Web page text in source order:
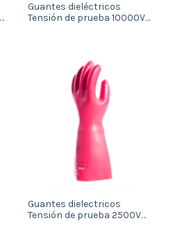
Guantes dieléctricos
Tensión de prueba 10000V
Guantes dielectricos
Tensión de prueba 2500V